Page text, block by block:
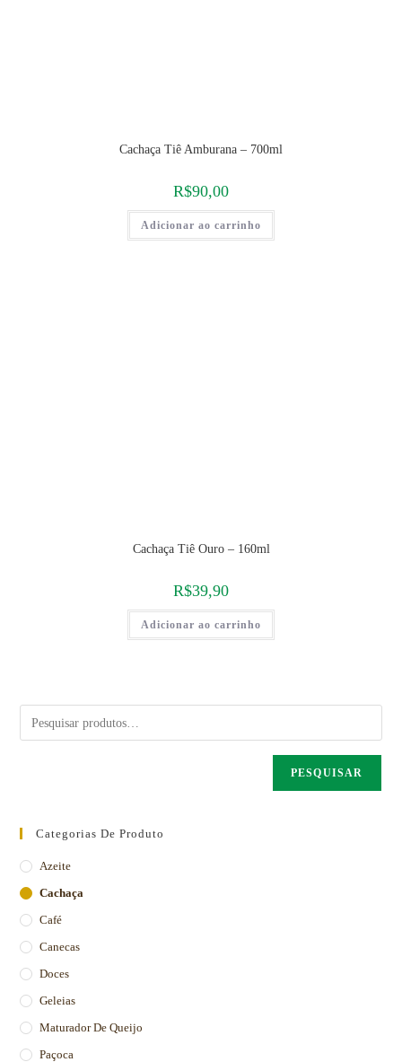
Cachaça Tiê Amburana – 700ml
R$90,00
Adicionar ao carrinho
Cachaça Tiê Ouro – 160ml
R$39,90
Adicionar ao carrinho
PESQUISAR
Categorias De Produto
Azeite
Cachaça
Café
Canecas
Doces
Geleias
Maturador De Queijo
Paçoca